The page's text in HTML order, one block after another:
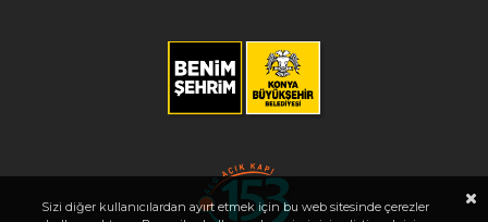
Sizi diğer kullanıcılardan ayırt etmek için bu web sitesinde çerezler